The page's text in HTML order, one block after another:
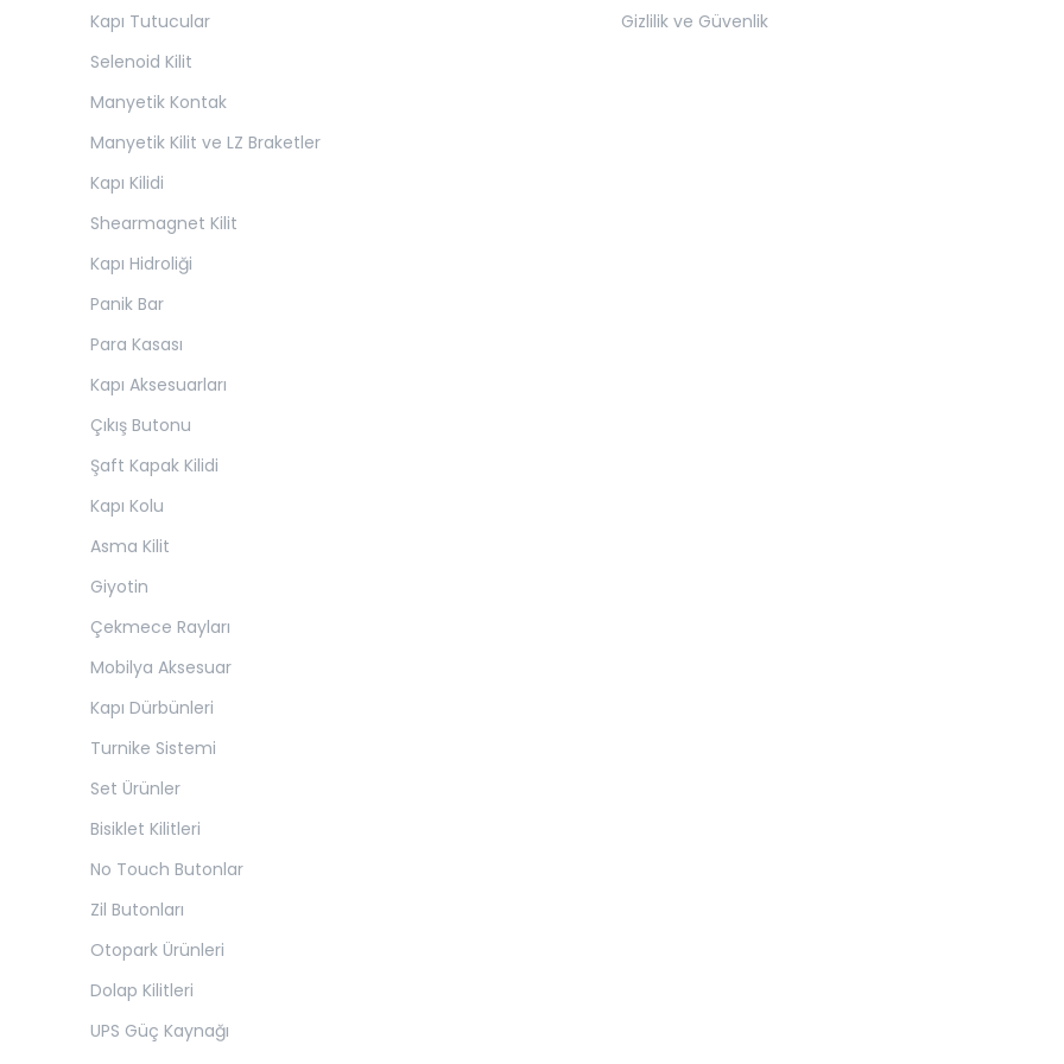
Kapı Tutucular
Selenoid Kilit
Manyetik Kontak
Manyetik Kilit ve LZ Braketler
Kapı Kilidi
Shearmagnet Kilit
Kapı Hidroliği
Panik Bar
Para Kasası
Kapı Aksesuarları
Çıkış Butonu
Şaft Kapak Kilidi
Kapı Kolu
Asma Kilit
Giyotin
Çekmece Rayları
Mobilya Aksesuar
Kapı Dürbünleri
Turnike Sistemi
Set Ürünler
Bisiklet Kilitleri
No Touch Butonlar
Zil Butonları
Otopark Ürünleri
Dolap Kilitleri
UPS Güç Kaynağı
Gizlilik ve Güvenlik